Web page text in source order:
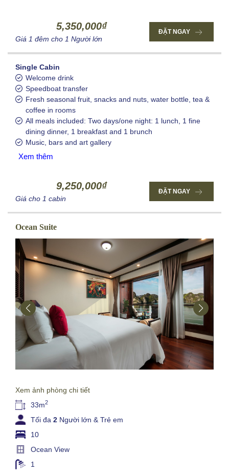
5,350,000₫
Giá 1 đêm cho 1 Người lớn
ĐẶT NGAY
Single Cabin
Welcome drink
Speedboat transfer
Fresh seasonal fruit, snacks and nuts, water bottle, tea &
coffee in rooms
All meals included: Two days/one night: 1 lunch, 1 fine
dining dinner, 1 breakfast and 1 brunch
Music, bars and art gallery
Xem thêm
9,250,000₫
Giá cho 1 cabin
ĐẶT NGAY
Ocean Suite
Xem ảnh phòng chi tiết
33m2
Tối đa 2 Người lớn & Trẻ em
10
Ocean View
1